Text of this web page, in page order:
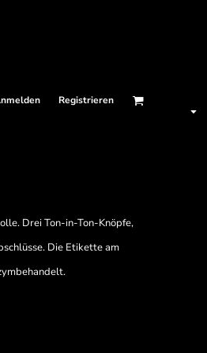
Registrieren
Drei Ton-in-Ton-Knöpfe,
Die Etikette am